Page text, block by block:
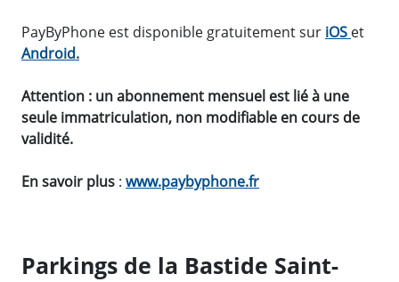
PayByPhone est disponible gratuitement sur iOS et
Android.
Attention : un abonnement mensuel est lié à une
seule immatriculation, non modifiable en cours de
validité.
En savoir plus : www.paybyphone.fr
Parkings de la Bastide Saint-